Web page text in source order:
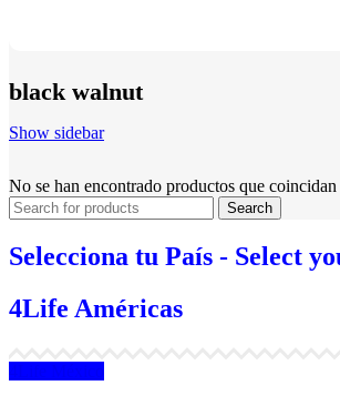
black walnut
Show sidebar
No se han encontrado productos que
Search
Selecciona tu País - Select
4Life Américas